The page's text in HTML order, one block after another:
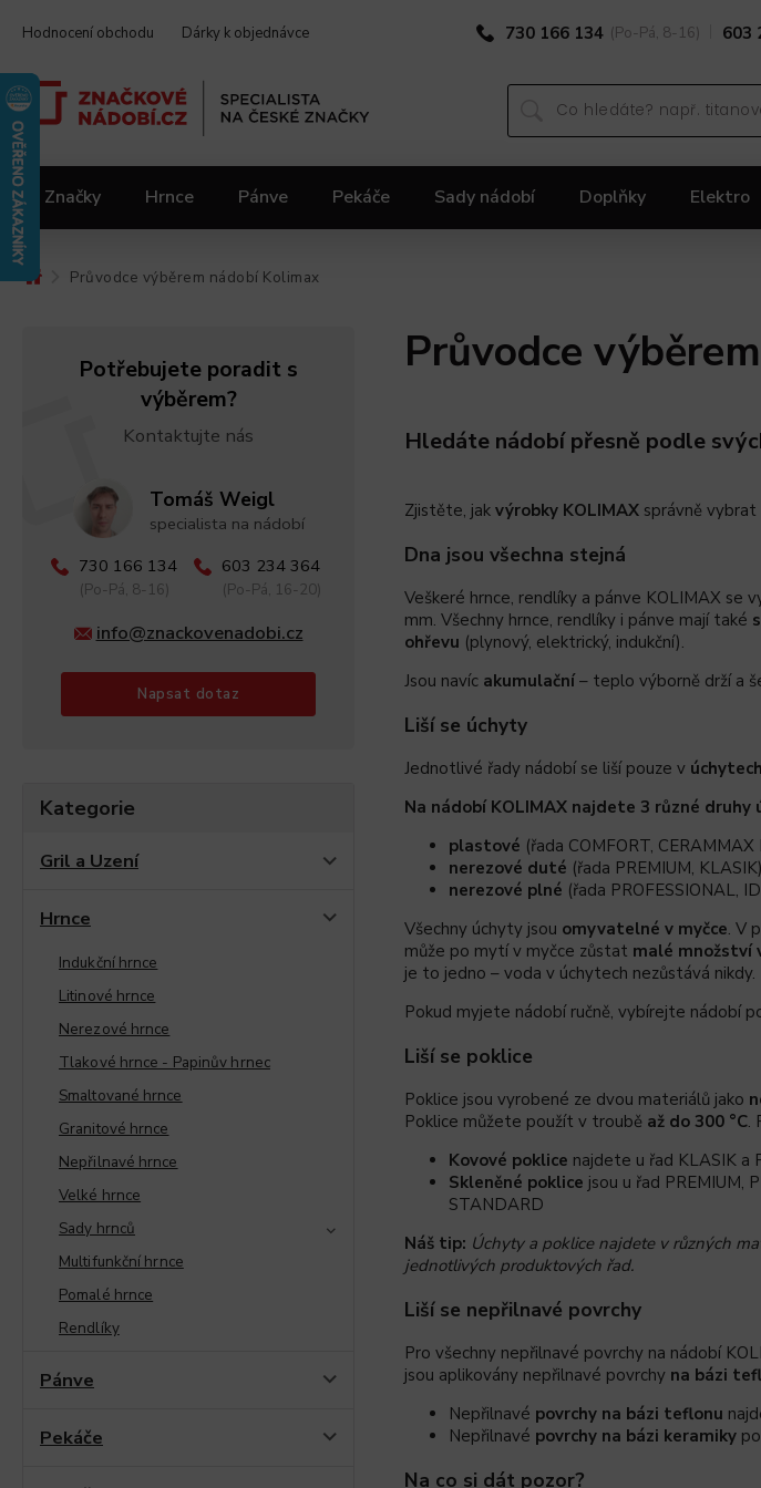
730 166 134 (Po-Pá, 8-16) 603
Hodnocení obchodu Dárky k objednávce
Značky Hrnce Pánve Pekáče Sady nádobí Doplňky Elektro
Průvodce výběrem nádobí Kolimax
Potřebujete poradit s
výběrem?
Kontaktujte nás
Tomáš Weigl
specialista na nádobí
730 166 134
(Po-Pá, 8-16)
603 234 364
(Po-Pá, 16-20)
info@znackovenadobi.cz
Napsat dotaz
Kategorie
Gril a Uzení
Hrnce
Indukční hrnce
Litinové hrnce
Nerezové hrnce
Tlakové hrnce - Papinův hrnec
Smaltované hrnce
Granitové hrnce
Nepřilnavé hrnce
Velké hrnce
Sady hrnců
Multifunkční hrnce
Pomalé hrnce
Rendlíky
Pánve
Pekáče
Průvodce
Hledáte nádobí přesně podle
Zjistěte, jak výrobky KOLIMAX správně vybrat
Dna jsou všechna stejná
Veškeré hrnce, rendlíky a pánve KOLIMAX se
mm. Všechny hrnce, rendlíky i pánve mají také
ohřevu (plynový, elektrický, indukční).
Jsou navíc akumulační – teplo výborně drží a
Liší se úchyty
Jednotlivé řady nádobí se liší pouze v
Na nádobí KOLIMAX najdete 3 různé druhy
plastové (řada COMFORT, CERAMMAX
nerezové duté (řada PREMIUM, KLASIK)
nerezové plné (řada PROFESSIONAL,
Všechny úchyty jsou omyvatelné v myčce. V
může po mytí v myčce zůstat malé množství
je to jedno – voda v úchytech nezůstává nikdy.
Pokud myjete nádobí ručně, vybírejte nádobí
Liší se poklice
Poklice jsou vyrobené ze dvou materiálů jako
Poklice můžete použít v troubě až do 300 °C.
Kovové poklice najdete u řad KLASIK a
Skleněné poklice jsou u řad PREMIUM,
STANDARD
Náš tip: Úchyty a poklice najdete v různých
jednotlivých produktových řad.
Liší se nepřilnavé povrchy
Pro všechny nepřilnavé povrchy na nádobí
jsou aplikovány nepřilnavé povrchy na bázi
Nepřilnavé povrchy na bázi teflonu
Nepřilnavé povrchy na bázi keramiky
Na co si dát pozor?